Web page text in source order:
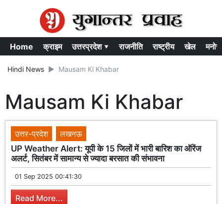
Home क्राइम उत्तरप्रदेश ▾ राजनीति राष्ट्रीय खेल
Hindi News Mausam Ki Khabar
Mausam Ki Khabar
उत्तर-प्रदेश
लखनऊ
UP Weather Alert: यूपी के 15 जिलों में भारी बारिश का ऑरेंज
अलर्ट, सितंबर में सामान्य से ज्यादा बरसात की संभावना
01 Sep 2025 00:41:30
Read More...